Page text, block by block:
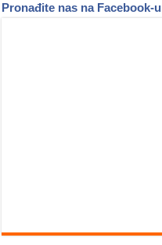
Pronađite nas na Facebook-u